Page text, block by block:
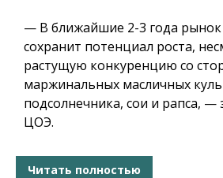
— В ближайшие 2-3 года рынок
сохранит потенциал роста,
растущую конкуренцию со
маржинальных масличных
подсолнечника, сои и рапса, —
ЦОЭ.
Читать полностью